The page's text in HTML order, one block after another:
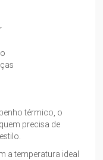
térmico, o
precisa de
a temperatura ideal